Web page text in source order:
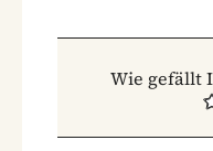
Wie gefällt